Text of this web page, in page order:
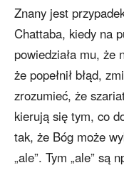
Znany jest
Chattaba, kiedy na
powiedziała mu, że
że popełnił błąd,
zrozumieć, że
kierują się tym, co
tak, że Bóg może
„ale”. Tym „ale” są